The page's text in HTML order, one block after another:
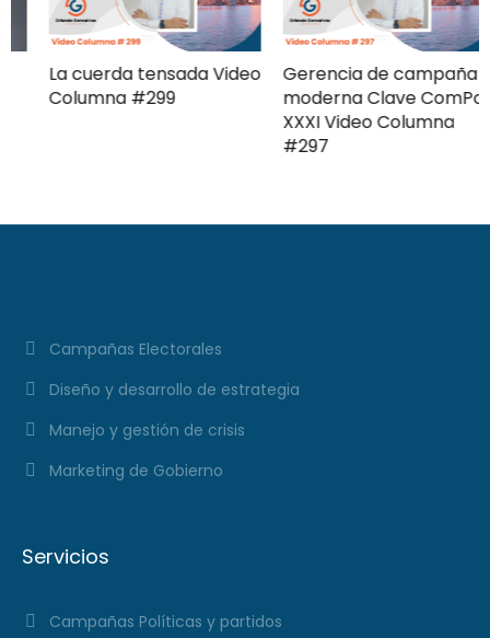
La cuerda tensada Video
Columna #299
Gerencia de campaña
moderna Clave ComPol
XXXI Video Columna
#297
Campañas Electorales
Diseño y desarrollo de estrategia
Manejo y gestión de crisis
Marketing de Gobierno
Servicios
Campañas Políticas y partidos